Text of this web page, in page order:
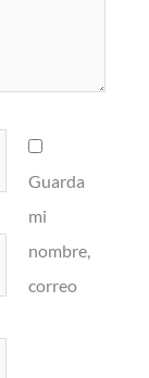
Guarda
mi
nombre,
correo